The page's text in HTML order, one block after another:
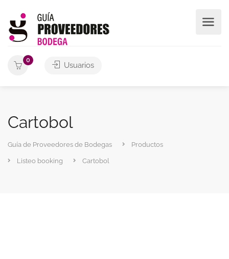
0
Usuarios
Cartobol
Guía de Proveedores de Bodegas Productos
Listeo booking Cartobol